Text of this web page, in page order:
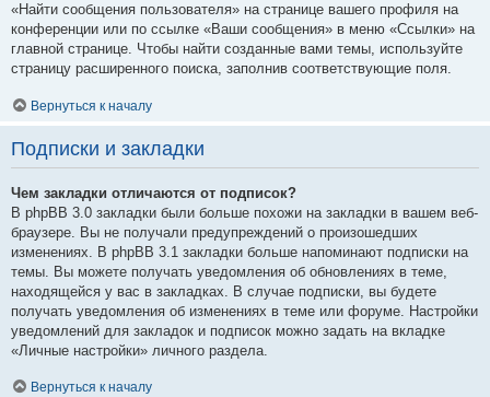
«Найти сообщения пользователя» на странице вашего профиля на
конференции или по ссылке «Ваши сообщения» в меню «Ссылки» на
главной странице. Чтобы найти созданные вами темы, используйте
страницу расширенного поиска, заполнив соответствующие поля.
Вернуться к началу
Подписки и закладки
Чем закладки отличаются от подписок?
В phpBB 3.0 закладки были больше похожи на закладки в вашем веб-
браузере. Вы не получали предупреждений о произошедших
изменениях. В phpBB 3.1 закладки больше напоминают подписки на
темы. Вы можете получать уведомления об обновлениях в теме,
находящейся у вас в закладках. В случае подписки, вы будете
получать уведомления об изменениях в теме или форуме. Настройки
уведомлений для закладок и подписок можно задать на вкладке
«Личные настройки» личного раздела.
Вернуться к началу